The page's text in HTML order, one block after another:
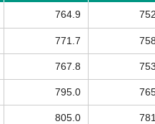
764.9
771.7
767.8
795.0
805.0